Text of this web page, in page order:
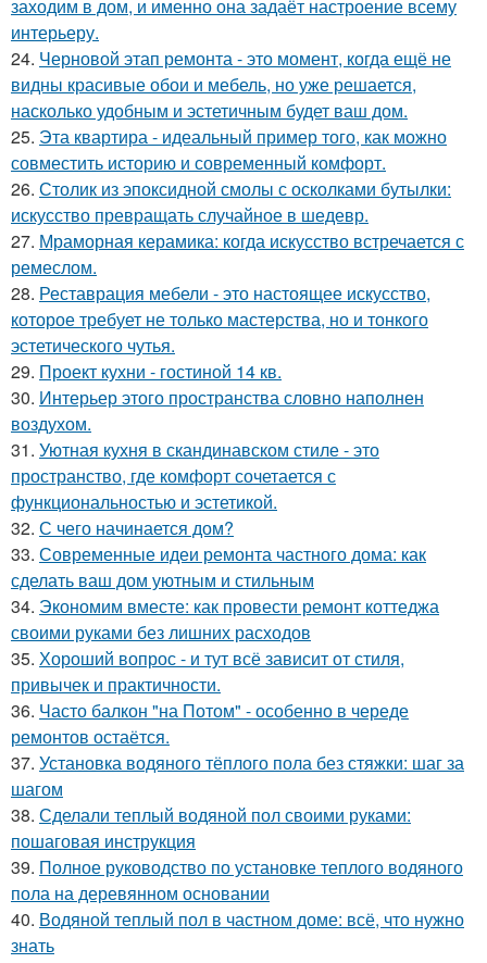
заходим в дом, и именно она задаёт настроение всему
интерьеру.
24. Черновой этап ремонта - это момент, когда ещё не
видны красивые обои и мебель, но уже решается,
насколько удобным и эстетичным будет ваш дом.
25. Эта квартира - идеальный пример того, как можно
совместить историю и современный комфорт.
26. Столик из эпоксидной смолы с осколками бутылки:
искусство превращать случайное в шедевр.
27. Мраморная керамика: когда искусство встречается с
ремеслом.
28. Реставрация мебели - это настоящее искусство,
которое требует не только мастерства, но и тонкого
эстетического чутья.
29. Проект кухни - гостиной 14 кв.
30. Интерьер этого пространства словно наполнен
воздухом.
31. Уютная кухня в скандинавском стиле - это
пространство, где комфорт сочетается с
функциональностью и эстетикой.
32. С чего начинается дом?
33. Современные идеи ремонта частного дома: как
сделать ваш дом уютным и стильным
34. Экономим вместе: как провести ремонт коттеджа
своими руками без лишних расходов
35. Хороший вопрос - и тут всё зависит от стиля,
привычек и практичности.
36. Часто балкон "на Потом" - особенно в череде
ремонтов остаётся.
37. Установка водяного тёплого пола без стяжки: шаг за
шагом
38. Сделали теплый водяной пол своими руками:
пошаговая инструкция
39. Полное руководство по установке теплого водяного
пола на деревянном основании
40. Водяной теплый пол в частном доме: всё, что нужно
знать